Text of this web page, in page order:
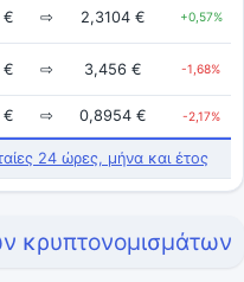
€ ⇨ 2,3104 € +0,57%
€ ⇨ 3,456 € -1,68%
€ ⇨ 0,8954 € -2,17%
24 ώρες, μήνα και έτος
κρυπτονομισμάτων